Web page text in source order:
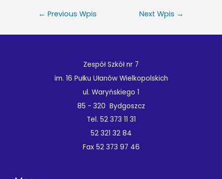
← Previous Wpis Next Wpis →
Zespół Szkół nr 7
im. 16 Pułku Ułanów Wielkopolskich
ul. Waryńskiego 1
85 - 320 Bydgoszcz
Tel. 52 373 11 31
52 321 32 84
Fax 52 373 97 46